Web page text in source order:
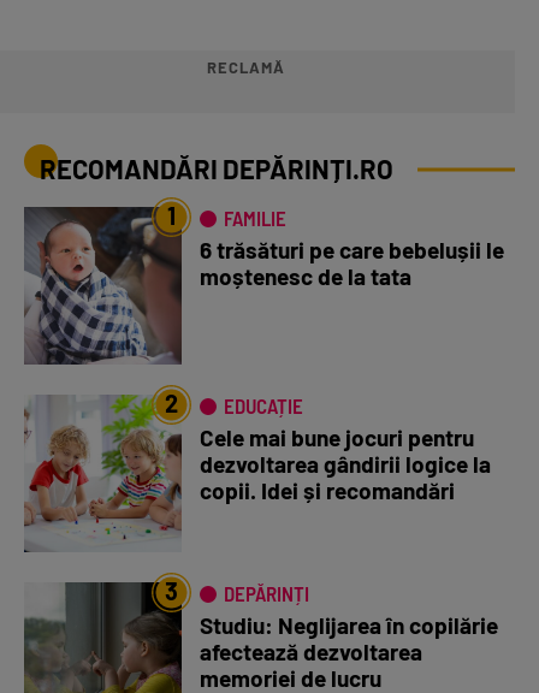
RECLAMĂ
RECOMANDĂRI DEPĂRINȚI.RO
1 FAMILIE
6 trăsături pe care bebelușii le
moștenesc de la tata
2 EDUCAȚIE
Cele mai bune jocuri pentru
dezvoltarea gândirii logice la
copii. Idei și recomandări
3 DEPĂRINȚI
Studiu: Neglijarea în copilărie
afectează dezvoltarea
memoriei de lucru